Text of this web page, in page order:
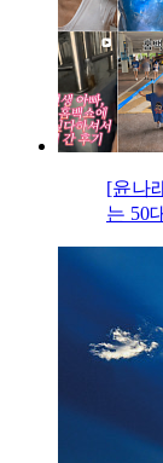
[윤나
는 50